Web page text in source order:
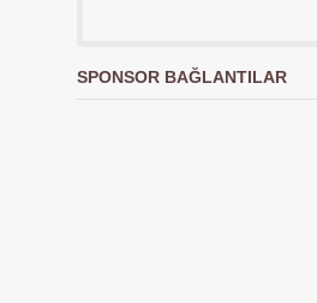
SPONSOR BAĞLANTILAR